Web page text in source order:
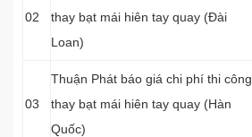
02
thay bạt mái hiên tay quay (Đài
Loan)
03
Thuận Phát báo giá chi phí thi công
thay bạt mái hiên tay quay (Hàn
Quốc)